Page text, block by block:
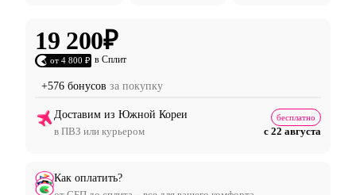
19 200₽
от 4 800 ₽ в Сплит
+576 бонусов за покупку
Доставим из Южной Кореи
в ПВЗ или курьером
бесплатно
с 22 августа
Как оплатить?